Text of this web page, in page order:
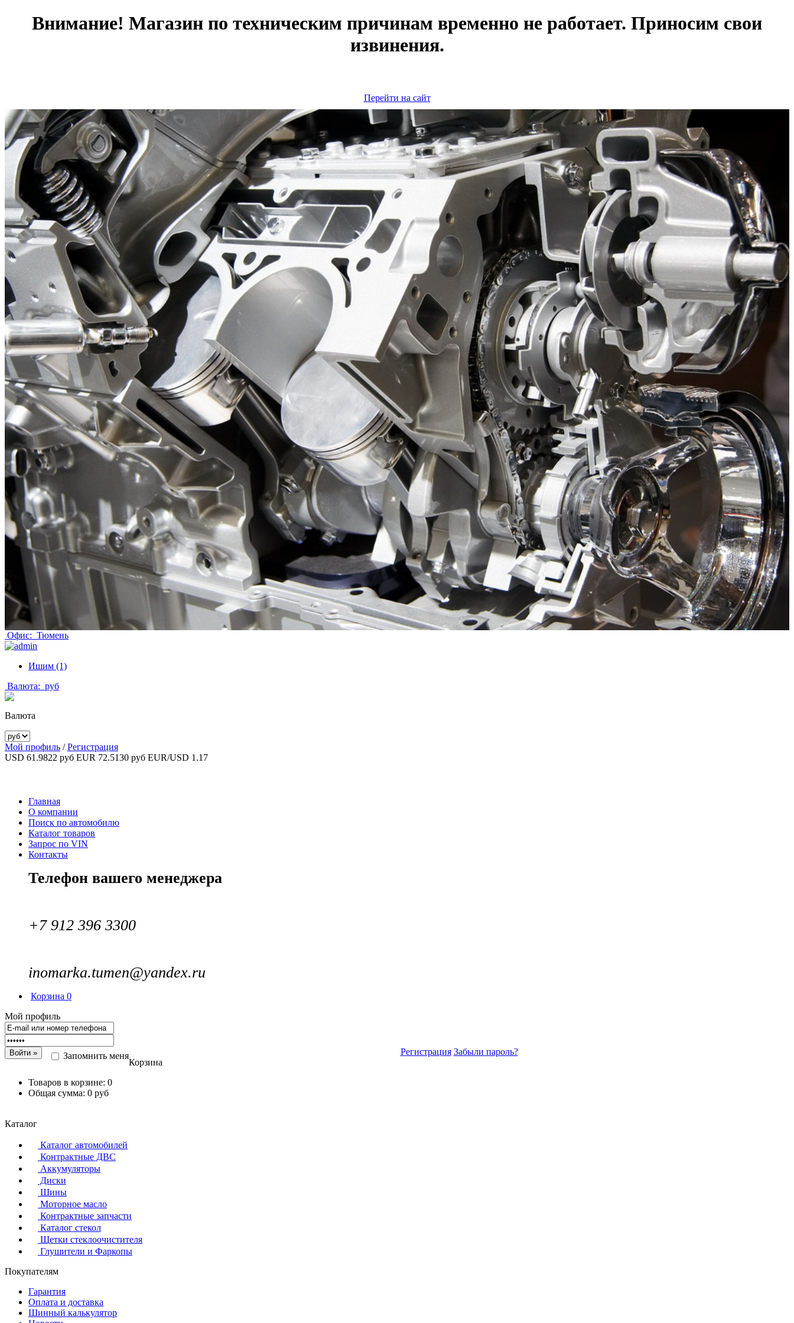
Внимание! Магазин по техническим причинам временно не работает. Приносим свои
извинения.
Перейти на сайт
Офис: Тюмень
Ишим (1)
Валюта: руб
Валюта
Мой профиль /Регистрация
USD 61.9822 руб EUR 72.5130 руб EUR/USD 1.17
Главная
О компании
Поиск по автомобилю
Каталог товаров
Запрос по VIN
Контакты
Телефон вашего менеджера
+7 912 396 3300
inomarka.tumen@yandex.ru
Корзина 0
Мой профиль
Запомнить меня Регистрация Забыли пароль?
Корзина
Товаров в корзине: 0
Общая сумма: 0 руб
Каталог
Каталог автомобилей
Контрактные ДВС
Аккумуляторы
Диски
Шины
Моторное масло
Контрактные запчасти
Каталог стекол
Щетки стеклоочистителя
Глушители и Фаркопы
Покупателям
Гарантия
Оплата и доставка
Шинный калькулятор